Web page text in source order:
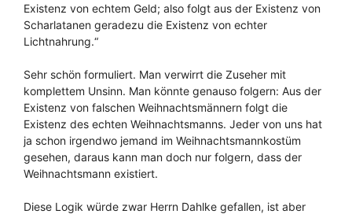
Existenz von echtem Geld; also folgt aus der Existenz von
Scharlatanen geradezu die Existenz von echter
Lichtnahrung.“
Sehr schön formuliert. Man verwirrt die Zuseher mit
komplettem Unsinn. Man könnte genauso folgern: Aus der
Existenz von falschen Weihnachtsmännern folgt die
Existenz des echten Weihnachtsmanns. Jeder von uns hat
ja schon irgendwo jemand im Weihnachtsmannkostüm
gesehen, daraus kann man doch nur folgern, dass der
Weihnachtsmann existiert.
Diese Logik würde zwar Herrn Dahlke gefallen, ist aber